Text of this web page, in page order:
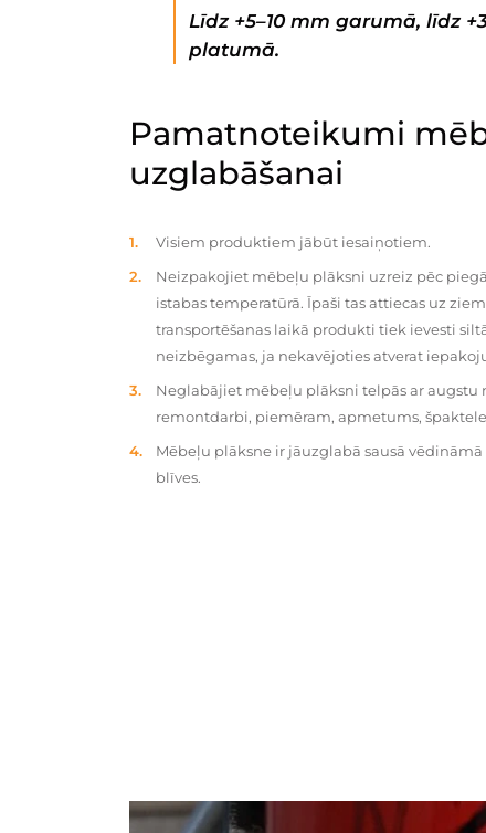
Līdz +5–10 mm garumā, līdz
platumā.
Pamatnoteikumi
uzglabāšanai
Visiem produktiem jābūt iesaiņotiem.
Neizpakojiet mēbeļu plāksni uzreiz pēc
istabas temperatūrā. Īpaši tas attiecas uz
transportēšanas laikā produkti tiek ievesti
neizbēgamas, ja nekavējoties atverat
Neglabājiet mēbeļu plāksni telpās ar
remontdarbi, piemēram, apmetums,
Mēbeļu plāksne ir jāuzglabā sausā
blīves.